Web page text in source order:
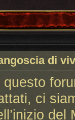
di
questo
ci